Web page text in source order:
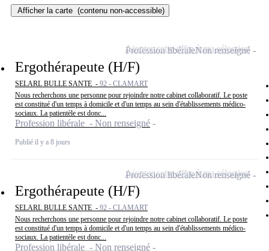
Afficher la carte (contenu non-accessible)
Ergothérapeute (H/F)
SELARL BULLE SANTE - 92 - CLAMART
Nous recherchons une personne pour rejoindre notre cabinet collaboratif. Le poste
est constitué d'un temps à domicile et d'un temps au sein d'établissements médico-
sociaux. La patientèle est donc...
Profession libérale - Non renseigné
Publié il y a 8 jours
Profession libéraleNon renseigné
Ajouter cette offre à ma sélection
Ergothérapeute (H/F)
SELARL BULLE SANTE - 92 - CLAMART
Nous recherchons une personne pour rejoindre notre cabinet collaboratif. Le poste
est constitué d'un temps à domicile et d'un temps au sein d'établissements médico-
sociaux. La patientèle est donc...
Profession libérale - Non renseigné
Profession libéraleNon renseigné
Ajouter cette offre à ma sélection